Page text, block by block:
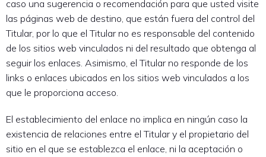
caso una sugerencia o recomendación para que usted visite
las páginas web de destino, que están fuera del control del
Titular, por lo que el Titular no es responsable del contenido
de los sitios web vinculados ni del resultado que obtenga al
seguir los enlaces. Asimismo, el Titular no responde de los
links o enlaces ubicados en los sitios web vinculados a los
que le proporciona acceso.
El establecimiento del enlace no implica en ningún caso la
existencia de relaciones entre el Titular y el propietario del
sitio en el que se establezca el enlace, ni la aceptación o